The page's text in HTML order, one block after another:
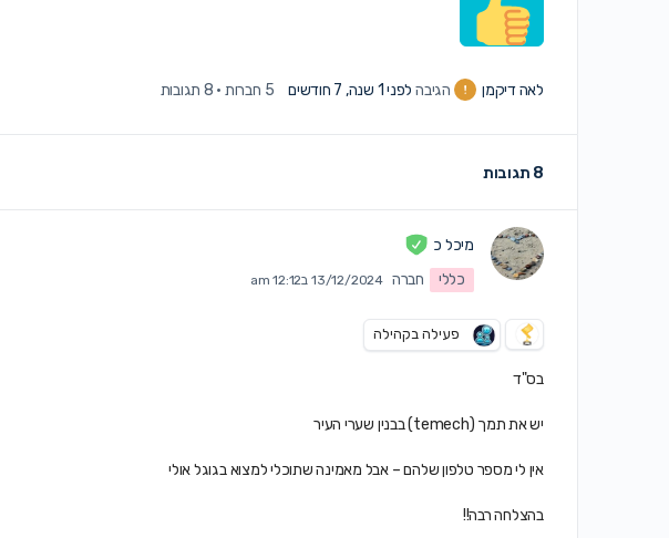
לאה דיקמן הגיבה לפני 1 שנה, 7 חודשים 5 חברות · 8 תגובות
8 תגובות
מיכל כ
כללי
חברה 13/12/2024 ב12:12 am
פעילה בקהילה
בס"ד
יש את תמך (temech) בבנין שערי העיר
אין לי מספר טלפון שלהם – אבל מאמינה שתוכלי למצוא בגוגל אולי
בהצלחה רבה!!